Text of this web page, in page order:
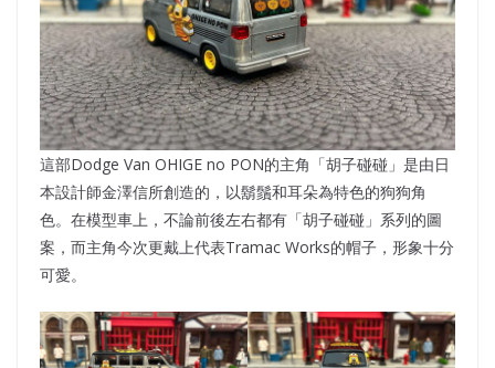
這部Dodge Van OHIGE no PON的主角「胡子碰碰」是由日
本設計師金澤信所創造的，以鬍鬚和耳朵為特色的狗狗角
色。在模型車上，不論前後左右都有「胡子碰碰」系列的圖
案，而主角今次更戴上代表Tramac Works的帽子，形象十分
可愛。